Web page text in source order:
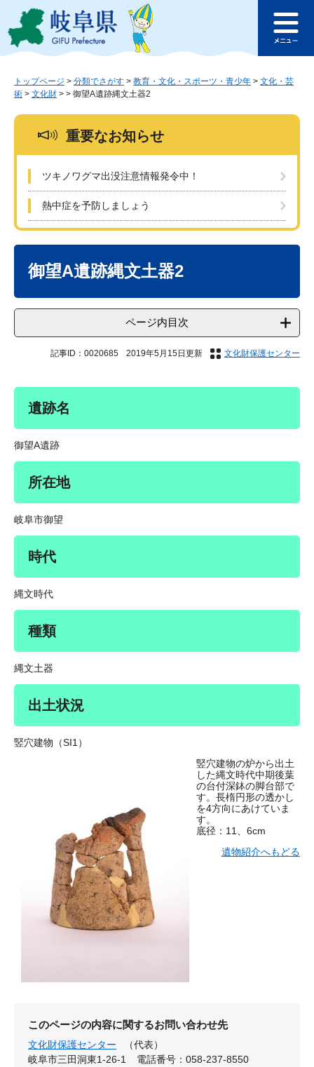
ジ
ュ
このページの本文へ
ュ
トップページ > 分類でさがす > 教育・文化・スポーツ・青少年 > 文化・芸
術 > 文化財 > > 御望A遺跡縄文土器2
重要なお知らせ
ツキノワグマ出没注意情報発令中！
熱中症を予防しましょう
御望A遺跡縄文土器2
ページ内目次
記事ID：0020685 2019年5月15日更新 文化財保護センター
遺跡名
御望A遺跡
所在地
岐阜市御望
時代
縄文時代
種類
縄文土器
出土状況
竪穴建物（SI1）
竪穴建物の炉から出土
した縄文時代中期後葉
の台付深鉢の脚台部で
す。長楕円形の透かし
を4方向にあけていま
す。
底径：11、6cm
遺物紹介へもどる
このページの内容に関するお問い合わせ先
文化財保護センター
（代表）
岐阜市三田洞東1-26-1
電話番号：058-237-8550